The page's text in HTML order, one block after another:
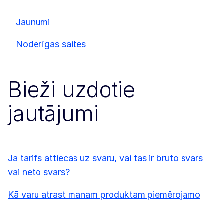
Jaunumi
Noderīgas saites
Bieži uzdotie
jautājumi
Ja tarifs attiecas uz svaru, vai tas ir bruto svars
vai neto svars?
Kā varu atrast manam produktam piemērojamo